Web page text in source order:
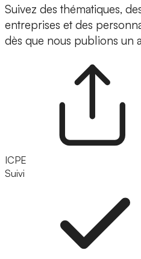
Suivez des thématiques,
entreprises et des
dès que nous publions un
ICPE
Suivi